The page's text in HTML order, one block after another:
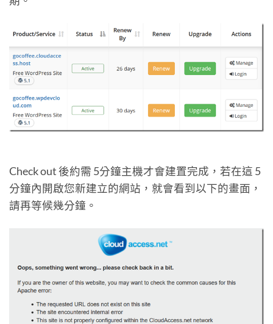
Check out 後約需 5分鐘主機才會建置完成，若在這 5
分鐘內開啟您新建立的網站，就會看到以下的畫面，
請再等候幾分鐘。